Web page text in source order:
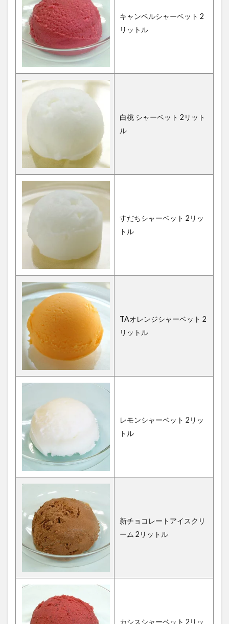
キャンベルシャーベット 2
リットル
白桃 シャーベット 2リット
ル
すだちシャーベット 2リッ
トル
TAオレンジシャーベット 2
リットル
レモンシャーベット 2リッ
トル
新チョコレートアイスクリ
ーム 2リットル
カシスシャーベット 2リッ